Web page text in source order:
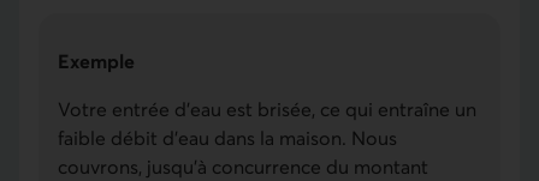
Exemple
Votre entrée d’eau est brisée, ce qui entraîne un
faible débit d’eau dans la maison. Nous
couvrons, jusqu'à concurrence du montant